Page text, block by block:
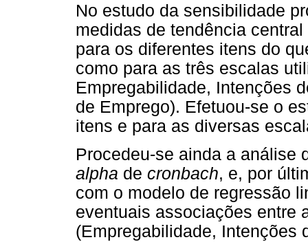
No estudo da sensibilidade
medidas de tendência
para os diferentes itens do
como para as três escalas
Empregabilidade, Intenções
de Emprego). Efetuou-se o
itens e para as diversas
Procedeu-se ainda a análise
alpha de cronbach, e, por
com o modelo de regressão
eventuais associações entre
(Empregabilidade, Intenções